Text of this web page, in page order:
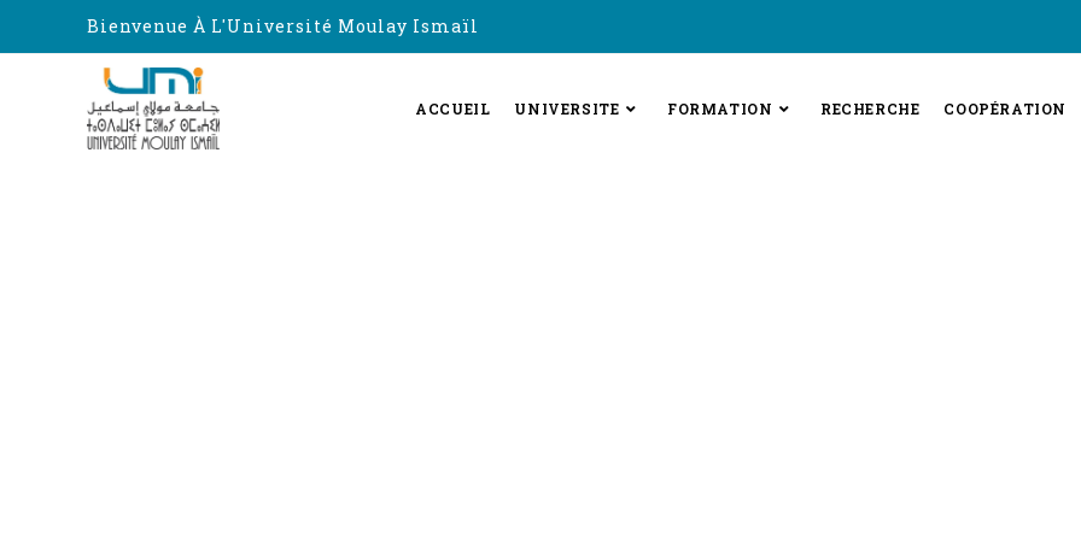
Bienvenue À L'Université Moulay Ismaïl
ACCUEIL UNIVERSITE FORMATION RECHERCHE COOPÉRATION